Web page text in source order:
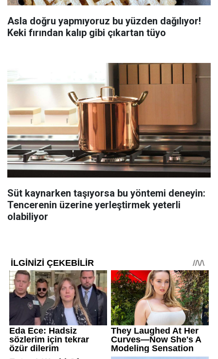
Asla doğru yapmıyoruz bu yüzden dağılıyor!
Keki fırından kalıp gibi çıkartan tüyo
Süt kaynarken taşıyorsa bu yöntemi deneyin:
Tencerenin üzerine yerleştirmek yeterli
olabiliyor